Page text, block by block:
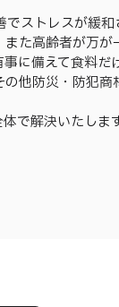
ストレスが緩和
た高齢者が万が
に備えて食料だ
他防災・防犯商
で解決いたしま